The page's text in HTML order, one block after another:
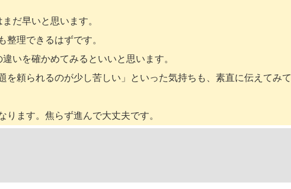
だ早いと思います。
整理できるはずです。
いを確かめてみるといいと思います。
を頼られるのが少し苦しい」といった気持ちも、素直に伝えてみて
ます。焦らず進んで大丈夫です。